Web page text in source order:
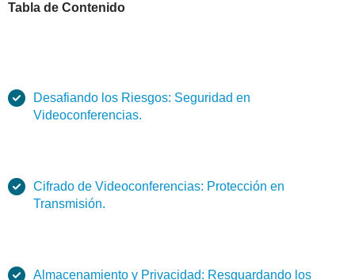
Tabla de Contenido
Desafiando los Riesgos: Seguridad en
Videoconferencias.
Cifrado de Videoconferencias: Protección en
Transmisión.
Almacenamiento y Privacidad: Resguardando los